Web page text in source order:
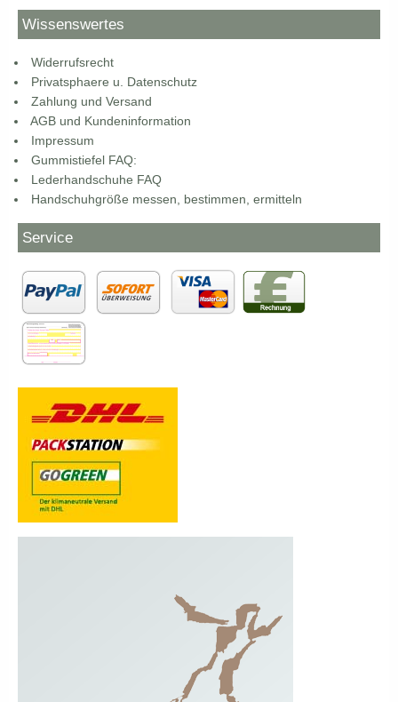
Wissenswertes
Widerrufsrecht
Privatsphaere u. Datenschutz
Zahlung und Versand
AGB und Kundeninformation
Impressum
Gummistiefel FAQ:
Lederhandschuhe FAQ
Handschuhgröße messen, bestimmen, ermitteln
Service